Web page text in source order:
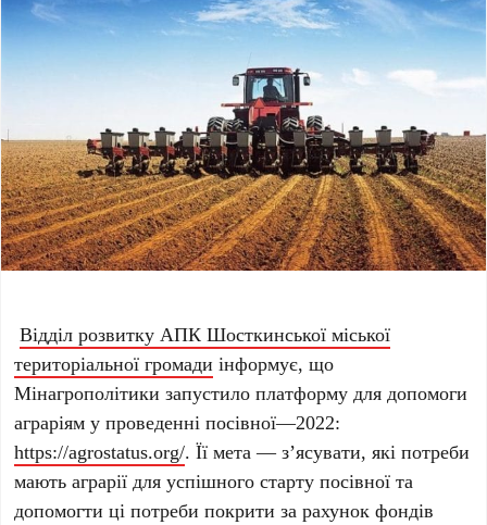
Відділ розвитку АПК Шосткинської міської
територіальної громади інформує, що
Мінагрополітики запустило платформу для допомоги
аграріям у проведенні посівної—2022:
https://agrostatus.org/. Її мета — з’ясувати, які потреби
мають аграрії для успішного старту посівної та
допомогти ці потреби покрити за рахунок фондів